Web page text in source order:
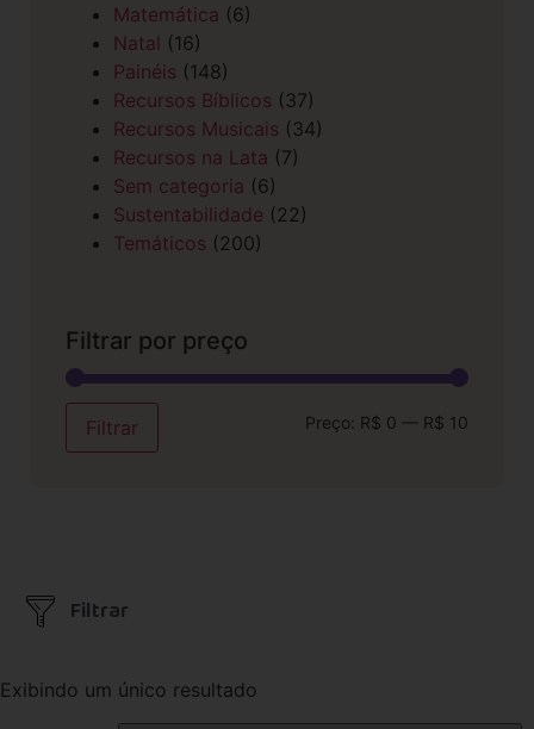
Matemática (6)
Natal (16)
Painéis (148)
Recursos Bíblicos (37)
Recursos Musicais (34)
Recursos na Lata (7)
Sem categoria (6)
Sustentabilidade (22)
Temáticos (200)
Filtrar por preço
Filtrar Preço: R$ 0 — R$ 10
Filtrar
Exibindo um único resultado